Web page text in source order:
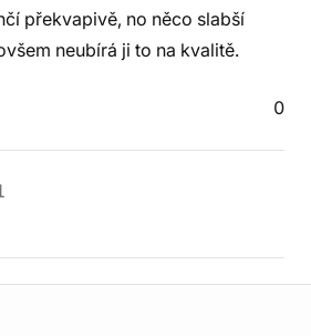
překvapivě, no něco slabší
neubírá ji to na kvalitě.
0